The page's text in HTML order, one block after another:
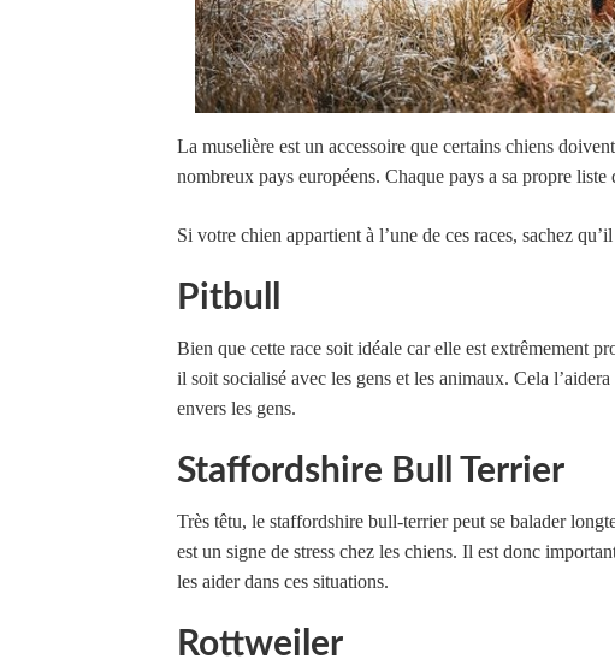
La muselière est un accessoire que certains chiens
nombreux pays européens. Chaque pays a sa propre
Si votre chien appartient à l’une de ces races, sachez
Pitbull
Bien que cette race soit idéale car elle est extrêmement
il soit socialisé avec les gens et les animaux. Cela
envers les gens.
Staffordshire Bull Terrier
Très têtu, le staffordshire bull-terrier peut se balader
est un signe de stress chez les chiens. Il est donc
les aider dans ces situations.
Rottweiler